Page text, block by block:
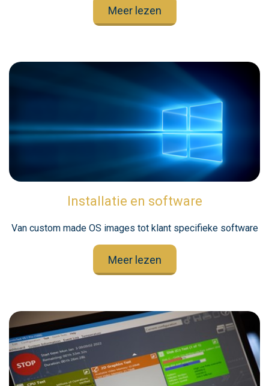
Meer lezen
Installatie en software
Van custom made OS images tot klant specifieke software
Meer lezen